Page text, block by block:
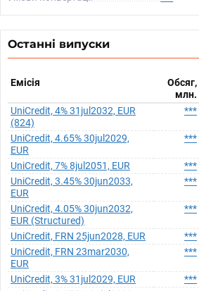
Останні випуски
Емісія
Обсяг,
млн.
UniCredit, 4% 31jul2032, EUR
(824)
***
UniCredit, 4.65% 30jul2029,
EUR
***
UniCredit, 7% 8jul2051, EUR ***
UniCredit, 3.45% 30jun2033,
EUR
***
UniCredit, 4.05% 30jun2032,
EUR (Structured)
***
UniCredit, FRN 25jun2028, EUR ***
UniCredit, FRN 23mar2030,
EUR
***
UniCredit, 3% 31jul2029, EUR ***